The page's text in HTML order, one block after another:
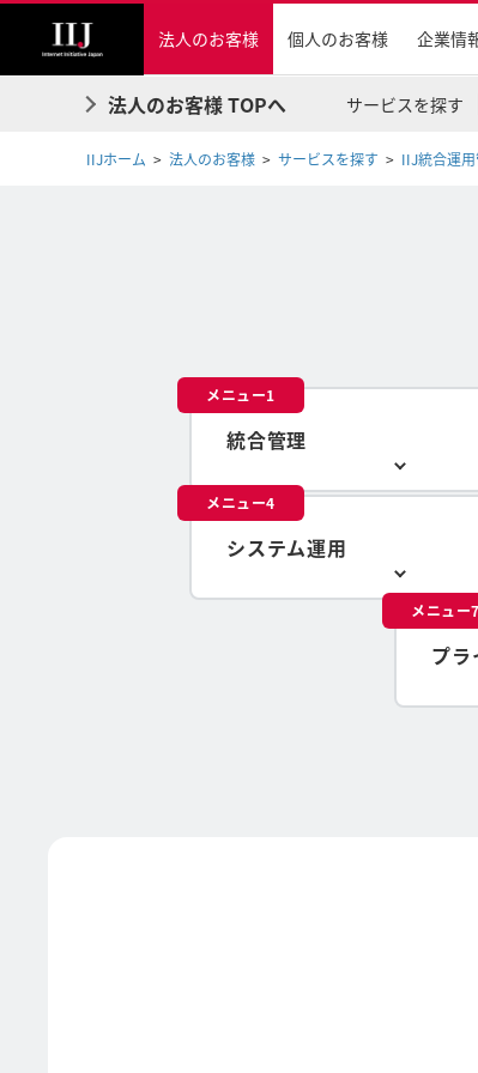
法人のお客様 個人のお客様 企業情
法人のお客様 TOPへ サービスを探す
IIJホーム 法人のお客様 サービスを探す IIJ統合運用
メニュー1
統合管理
メニュー4
システム運用
メニュー7
プラ